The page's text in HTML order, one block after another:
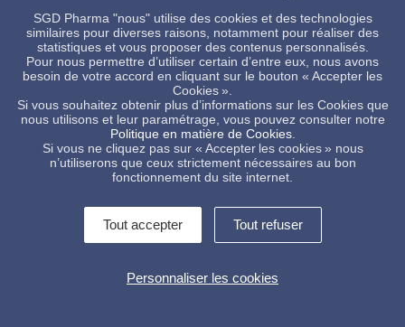
Perfusions ISO - allégées
Conditions Générales de Vente
SGD Pharma "nous" utilise des cookies et des technologies
similaires pour diverses raisons, notamment pour réaliser des
statistiques et vous proposer des contenus personnalisés.
Pour nous permettre d’utiliser certain d’entre eux, nous avons
besoin de votre accord en cliquant sur le bouton « Accepter les
Cookies ».
Si vous souhaitez obtenir plus d’informations sur les Cookies que
nous utilisons et leur paramétrage, vous pouvez consulter notre
Politique en matière de Cookies.
Si vous ne cliquez pas sur « Accepter les cookies » nous
n’utiliserons que ceux strictement nécessaires au bon
fonctionnement du site internet.
Tout accepter Tout refuser
Personnaliser les cookies